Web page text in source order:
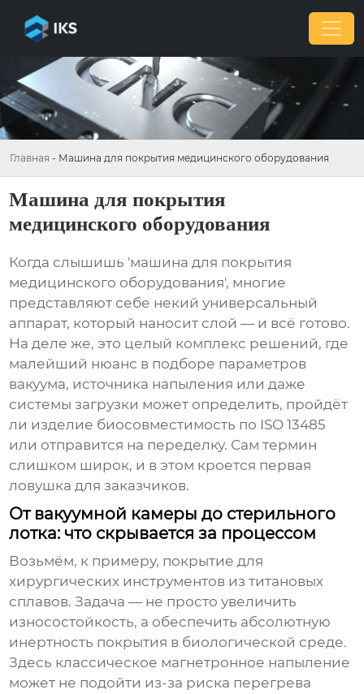
Главная - Машина для покрытия медицинского оборудования
Машина для покрытия
медицинского оборудования
Когда слышишь 'машина для покрытия
медицинского оборудования', многие
представляют себе некий универсальный
аппарат, который наносит слой — и всё готово.
На деле же, это целый комплекс решений, где
малейший нюанс в подборе параметров
вакуума, источника напыления или даже
системы загрузки может определить, пройдёт
ли изделие биосовместимость по ISO 13485
или отправится на переделку. Сам термин
слишком широк, и в этом кроется первая
ловушка для заказчиков.
От вакуумной камеры до стерильного
лотка: что скрывается за процессом
Возьмём, к примеру, покрытие для
хирургических инструментов из титановых
сплавов. Задача — не просто увеличить
износостойкость, а обеспечить абсолютную
инертность покрытия в биологической среде.
Здесь классическое магнетронное напыление
может не подойти из-за риска перегрева